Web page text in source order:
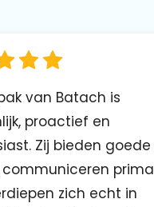
van Batach is
proactief en
Zij bieden goede
communiceren prima
zich echt in